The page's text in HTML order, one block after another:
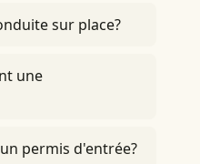
sur place?
une
permis d'entrée?